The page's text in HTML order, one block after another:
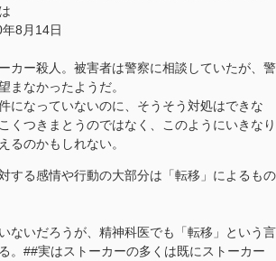
8月14日
カー殺人。被害者は警察に相談していたが、警
まなかったようだ。
になっていないのに、そうそう対処はできな
くつきまとうのではなく、このようにいきなり
るのかもしれない。
する感情や行動の大部分は「転移」によるもの
ないだろうが、精神科医でも「転移」という言
。##実はストーカーの多くは既にストーカー